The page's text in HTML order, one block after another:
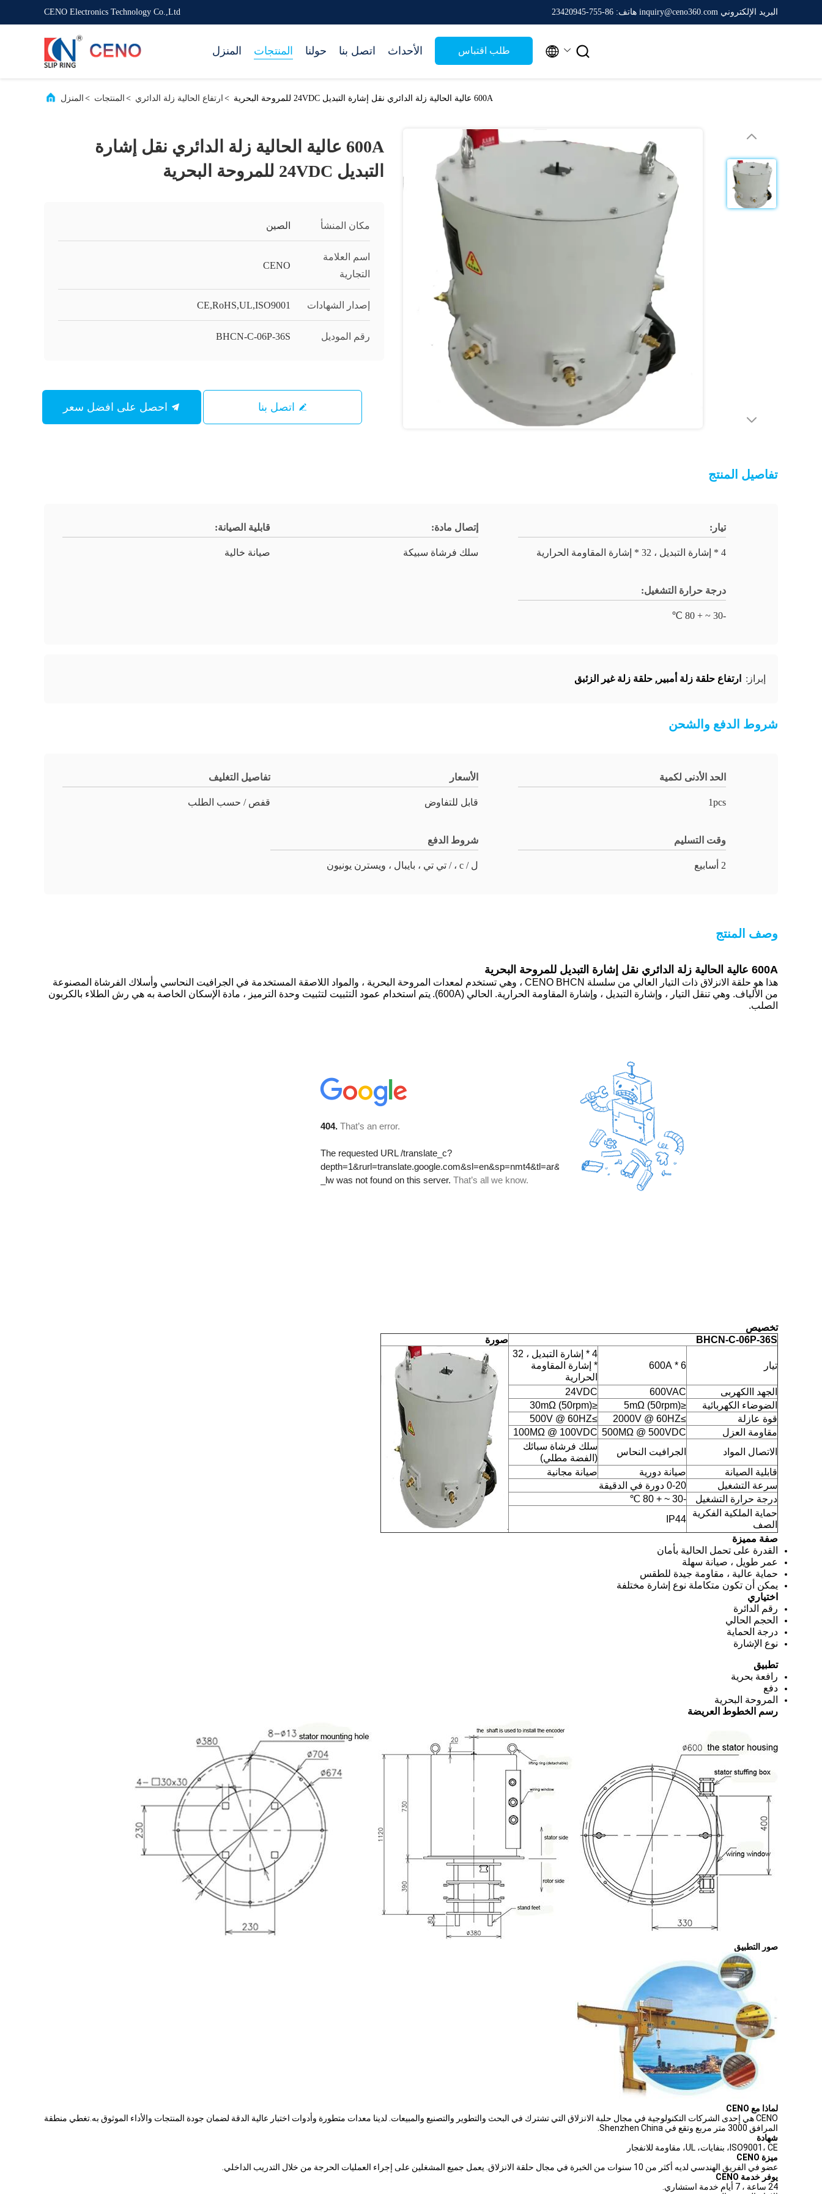
CENO Electronics Technology Co.,Ltd البريد الإلكتروني inquiry@ceno360.com هاتف: 86-755-23420945
المنزل المنتجات حولنا اتصل بنا الأحداث طلب اقتباس  
المنزل > المنتجات > ارتفاع الحالية زلة الدائري > 600A عالية الحالية زلة الدائري نقل إشارة التبديل 24VDC للمروحة البحرية
600A عالية الحالية زلة الدائري نقل إشارة
التبديل 24VDC للمروحة البحرية
مكان المنشأ الصين
اسم العلامة
التجارية
CENO
إصدار الشهادات CE,RoHS,UL,ISO9001
رقم الموديل BHCN-C-06P-36S
اتصل بنا
تفاصيل المنتج
تيار:
4 * إشارة التبديل ، 32 * إشارة المقاومة الحرارية
إتصال مادة:
سلك فرشاة سبيكة
قابلية الصيانة:
صيانة خالية
درجة حرارة التشغيل:
-30 ~ + 80 ℃
إبراز: ارتفاع حلقة زلة أمبير , حلقة زلة غير الزئبق
شروط الدفع والشحن
الحد الأدنى لكمية
1pcs
الأسعار
قابل للتفاوض
تفاصيل التغليف
قفص / حسب الطلب
وقت التسليم
2 أسابيع
شروط الدفع
ل / c ، / تي تي ، بايبال ، ويسترن يونيون
وصف المنتج
600A عالية الحالية زلة الدائري نقل إشارة التبديل للمروحة البحرية
هذا هو حلقة الانزلاق ذات التيار العالي من سلسلة CENO BHCN ، وهي تستخدم لمعدات المروحة البحرية ، والمواد اللاصقة المستخدمة في الجرافيت النحاسي وأسلاك الفرشاة المصنوعة
من الألياف. وهي تنقل التيار ، وإشارة التبديل ، وإشارة المقاومة الحرارية. الحالي (600A).
يتم استخدام عمود التثبيت لتثبيت وحدة الترميز ، مادة الإسكان الخاصة به هي رش الطلاء بالكربون
الصلب.
تخصيص
BHCN-C-06P-36S
صورة
تيار 6 * 600A
4 * إشارة التبديل ، 32
* إشارة المقاومة
الحرارية
الجهد االكهربى
600VAC
24VDC
الضوضاء الكهربائية
≤5mΩ (50rpm)
≤30mΩ (50rpm)
قوة عازلة
≥2000V @ 60HZ
≥500V @ 60HZ
مقاومة العزل
500MΩ @ 500VDC
100MΩ @ 100VDC
الاتصال المواد
الجرافيت النحاس
سلك فرشاة سبائك
(الفضة مطلي)
قابلية الصيانة
صيانة دورية
صيانة مجانية
سرعة التشغيل
0-20 دورة في الدقيقة
درجة حرارة التشغيل
-30 ~ + 80 ℃
حماية الملكية الفكرية
الصف
IP44
صفة مميزة
القدرة على تحمل الحالية بأمان
عمر طويل ، صيانة سهلة
حماية عالية ، مقاومة جيدة للطقس
يمكن أن تكون متكاملة نوع إشارة مختلفة
اختياري
رقم الدائرة
الحجم الحالي
درجة الحماية
نوع الإشارة
تطبيق
رافعة بحرية
دفع
المروحة البحرية
رسم الخطوط العريضة
صور التطبيق
لماذا مع CENO
CENO هي إحدى الشركات التكنولوجية في مجال حلبة الانزلاق التي تشترك في البحث والتطوير والتصنيع والمبيعات. لدينا معدات متطورة وأدوات اختبار عالية الدقة لضمان جودة المنتجات والأداء الموثوق به.تغطي منطقة
المرافق 3000 متر مربع وتقع في Shenzhen China.
شهادة
ISO9001، CE، بنفايات، UL، مقاومة للانفجار
ميزة CENO
عضو في الفريق الهندسي لديه أكثر من 10 سنوات من الخبرة في مجال حلقة الانزلاق. يعمل جميع المشغلين على إجراء العمليات الحرجة من خلال التدريب الداخلي.
يوفر خدمة CENO
24 ساعة ، 7 أيام خدمة استشاري.